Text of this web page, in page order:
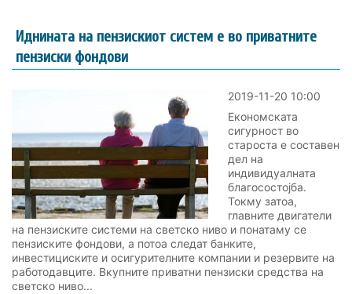
Иднината на пензискиот систем е во приватните
пензиски фондови
2019-11-20 10:00
Економската
сигурност во
староста е составен
дел на
индивидуалната
благосостојба.
Токму затоа,
главните двигатели
на пензиските системи на светско ниво и понатаму се
пензиските фондови, а потоа следат банките,
инвестициските и осигурителните компании и резервите на
работодавците. Вкупните приватни пензиски средства на
светско ниво...